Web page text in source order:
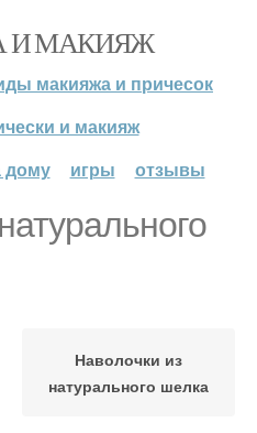
И МАКИЯЖ
макияжа и причесок
и макияж
дому
игры отзывы
Наволочки из
натурального шелка